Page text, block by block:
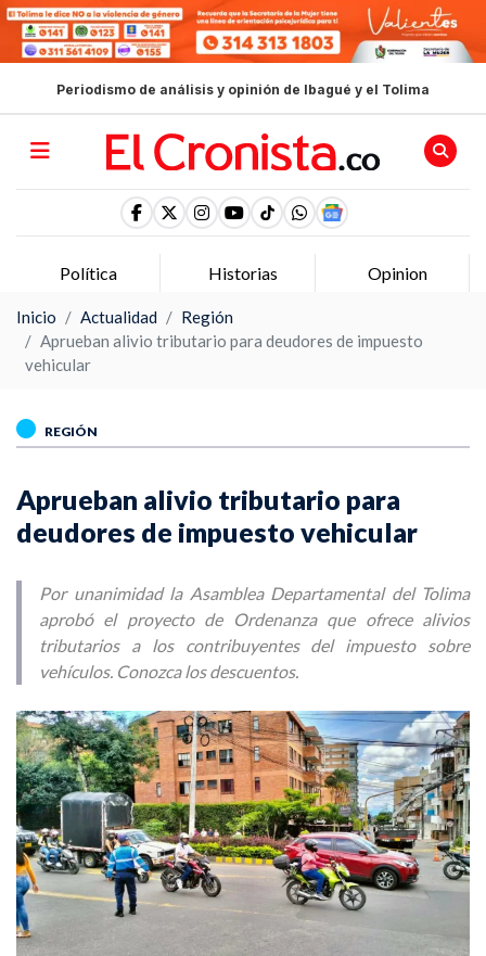
Periodismo de análisis y opinión de Ibagué y el Tolima
Política Historias Opinion
Inicio Actualidad
Región
Aprueban alivio tributario para deudores de impuesto
vehicular
REGIÓN
Aprueban alivio tributario para
deudores de impuesto vehicular
Por unanimidad la Asamblea Departamental del Tolima
aprobó el proyecto de Ordenanza que ofrece alivios
tributarios a los contribuyentes del impuesto sobre
vehículos. Conozca los descuentos.